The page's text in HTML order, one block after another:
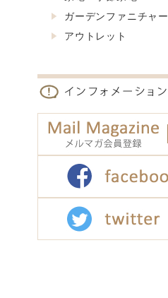
ガーデンファニチャー
アウトレット